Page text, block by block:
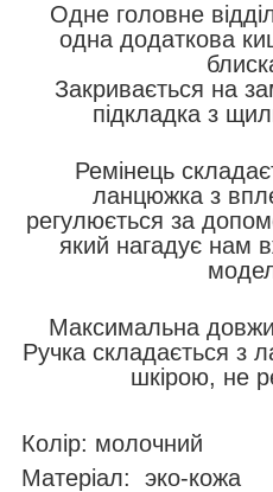
Одне головне
одна додаткова
Закривається на
підкладка з
Ремінець
ланцюжка з
регулюється за
який нагадує нам
Максимальна
Ручка складається з
шкірою, не
Колір: молочний
Матеріал: эко-кожа